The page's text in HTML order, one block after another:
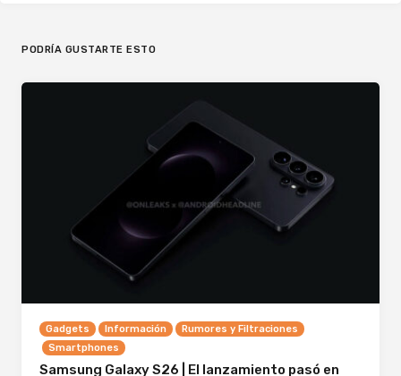
PODRÍA GUSTARTE ESTO
Gadgets Información
Rumores y Filtraciones
Smartphones
Samsung Galaxy S26 | El lanzamiento pasó en